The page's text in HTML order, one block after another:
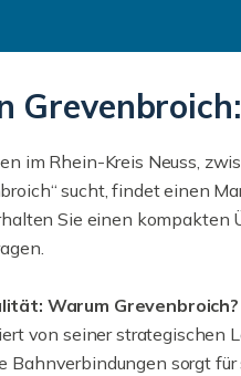
im Rhein-Kreis Neuss,
sucht, findet einen
Sie einen kompakten
Warum Grevenbroich?
von seiner strategischen
Bahnverbindungen sorgt